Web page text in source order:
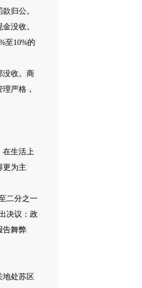
归公。
没收。
至10%的
没收。商
严格，
生活上
更为主
二分之一
决议：政
告舞弊
处苏区